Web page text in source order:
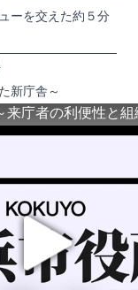
ーを交えた約５分
新庁舎～